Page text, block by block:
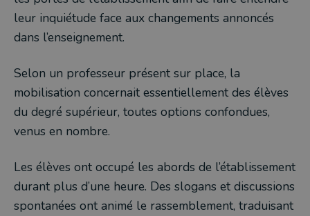
leur inquiétude face aux changements annoncés
dans l’enseignement.
Selon un professeur présent sur place, la
mobilisation concernait essentiellement des élèves
du degré supérieur, toutes options confondues,
venus en nombre.
Les élèves ont occupé les abords de l’établissement
durant plus d’une heure. Des slogans et discussions
spontanées ont animé le rassemblement, traduisant